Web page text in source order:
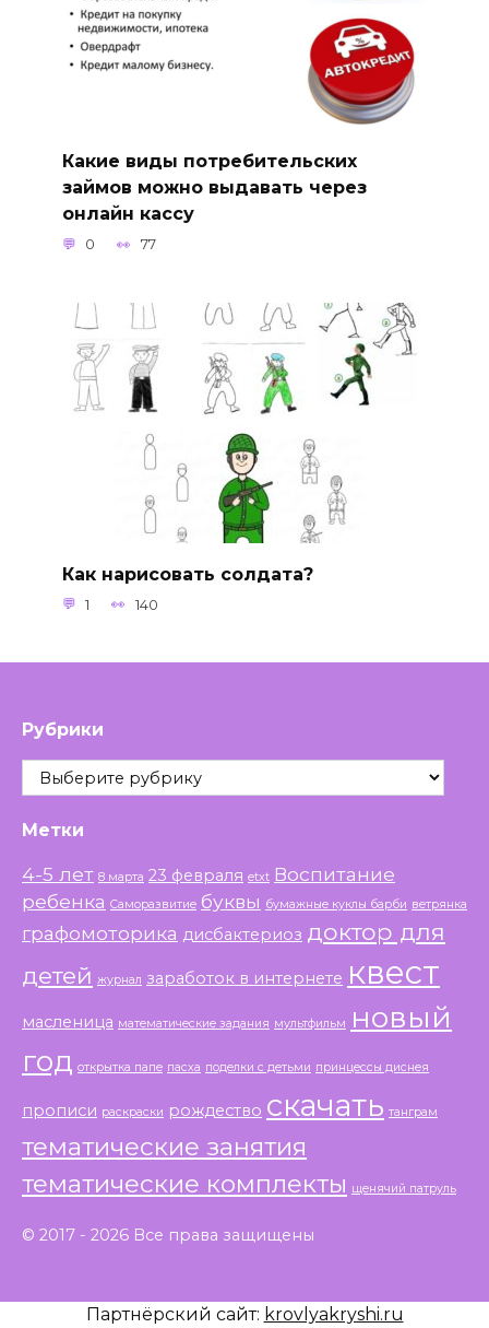
Какие виды потребительских
займов можно выдавать через
онлайн кассу
0 77
Как нарисовать солдата?
1 140
Рубрики
Рубрики
Метки
4-5 лет 8 марта 23 февраля etxt Воспитание
ребенка Саморазвитие буквы бумажные куклы барби ветрянка
графомоторика дисбактериоз доктор для
детей журнал заработок в интернете квест
масленица математические задания мультфильм
новый
год открытка папе пасха поделки с детьми принцессы диснея
прописи раскраски рождество скачать танграм
тематические занятия
тематические комплекты щенячий патруль
© 2017 - 2026 Все права защищены
Партнёрский сайт: krovlyakryshi.ru